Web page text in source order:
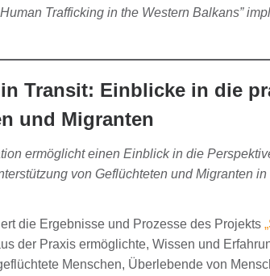
Trafficking in the Western Balkans”
Transit: Einblicke in die
und Migranten
ermöglicht einen Einblick in die
von Geflüchteten und Migranten
die Ergebnisse und Prozesse des Projekts
der Praxis ermöglichte, Wissen und
Menschen, Überlebende von